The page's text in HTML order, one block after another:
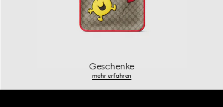
Geschenke
mehr erfahren
Footer